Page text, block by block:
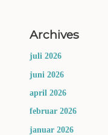
Archives
juli 2026
juni 2026
april 2026
februar 2026
januar 2026